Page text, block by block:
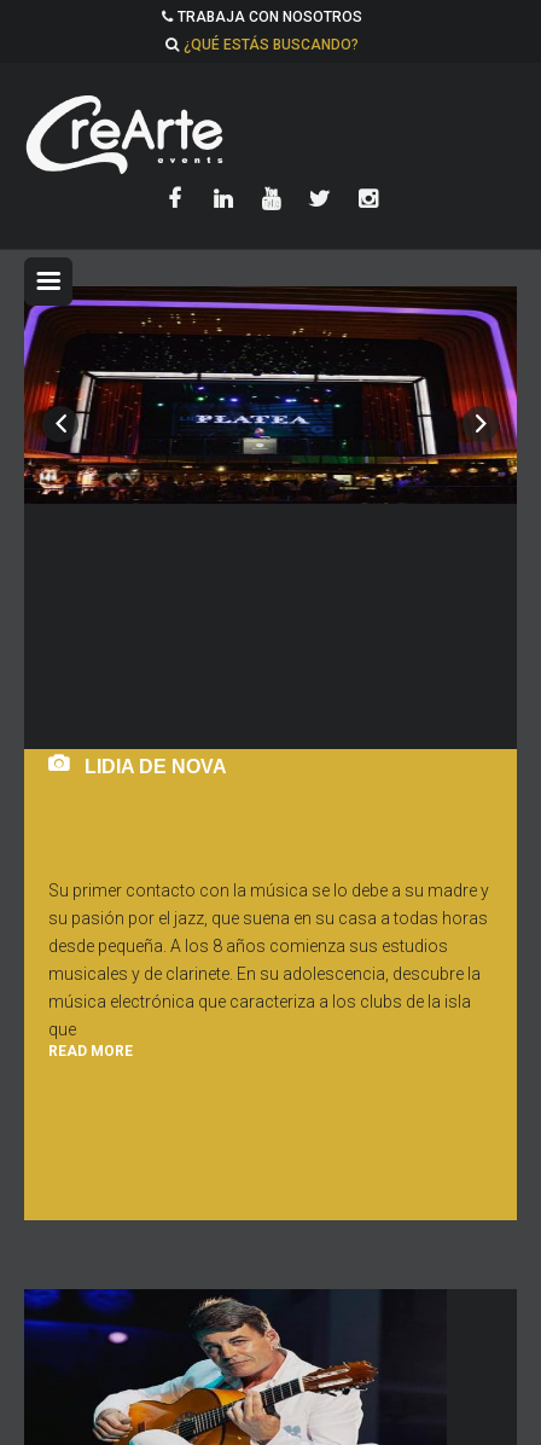
TRABAJA CON NOSOTROS
¿QUÉ ESTÁS BUSCANDO?
LIDIA DE NOVA
Su primer contacto con la música se lo debe a su madre y
su pasión por el jazz, que suena en su casa a todas horas
desde pequeña. A los 8 años comienza sus estudios
musicales y de clarinete. En su adolescencia, descubre la
música electrónica que caracteriza a los clubs de la isla
que
READ MORE